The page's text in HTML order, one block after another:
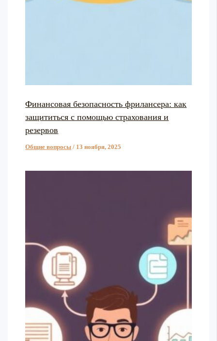
Финансовая безопасность фрилансера: как
защититься с помощью страхования и
резервов
Общие вопросы / 13 ноября, 2025